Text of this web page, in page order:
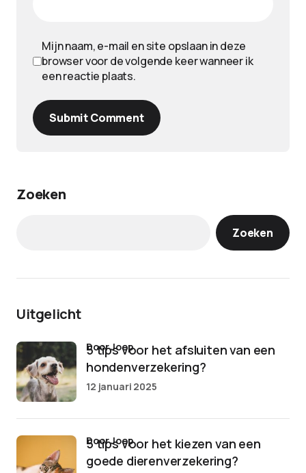
Mijn naam, e-mail en site opslaan in deze
browser voor de volgende keer wanneer ik
een reactie plaats.
Submit Comment
Zoeken
Zoeken
Uitgelicht
5 tips voor het afsluiten van een
hondenverzekering?
door Joep
12 januari 2025
5 tips voor het kiezen van een
goede dierenverzekering?
door Joep